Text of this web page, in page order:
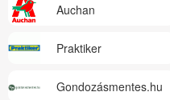
Auchan
Praktiker
Gondozásmentes.hu